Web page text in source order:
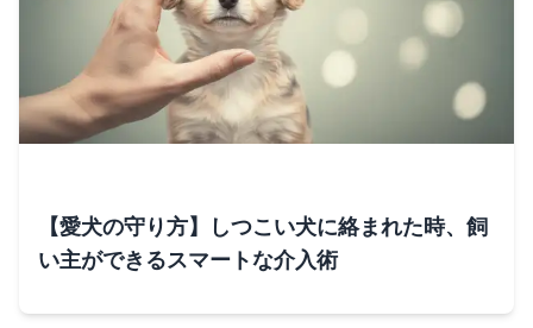
【愛犬の守り方】しつこい犬に絡まれた時、飼
い主ができるスマートな介入術